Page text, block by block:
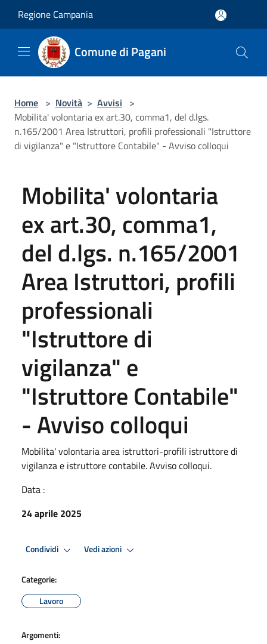
Regione Campania
Comune di Pagani
Home > Novità > Avvisi >
Mobilita' volontaria ex art.30, comma1, del d.lgs.
n.165/2001 Area Istruttori, profili professionali "Istruttore
di vigilanza" e "Istruttore Contabile" - Avviso colloqui
Mobilita' volontaria
ex art.30, comma1,
del d.lgs. n.165/2001
Area Istruttori, profili
professionali
"Istruttore di
vigilanza" e
"Istruttore Contabile"
- Avviso colloqui
Mobilita' volontaria area istruttori-profili istruttore di
vigilanza e istruttore contabile. Avviso colloqui.
Data :
24 aprile 2025
Condividi Vedi azioni
Categorie:
Lavoro
Argomenti: